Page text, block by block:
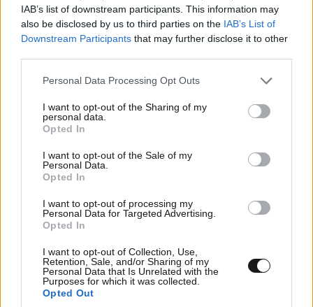
IAB’s list of downstream participants. This information may
also be disclosed by us to third parties on the IAB’s List of
Downstream Participants that may further disclose it to other
Please note that this website/app uses one or more Google
not limited to your visit or usage behaviour. You may click to
grant or deny consent to Google and its third-party tags to
use your data for below specified purposes in below Google
consent section.
Personal Data Processing Opt Outs
I want to opt-out of the Sharing of my
personal data.
Opted In
I want to opt-out of the Sale of my
Personal Data.
Opted In
I want to opt-out of processing my
Personal Data for Targeted Advertising.
Opted In
I want to opt-out of Collection, Use,
Retention, Sale, and/or Sharing of my
Personal Data that Is Unrelated with the
Purposes for which it was collected.
Opted Out